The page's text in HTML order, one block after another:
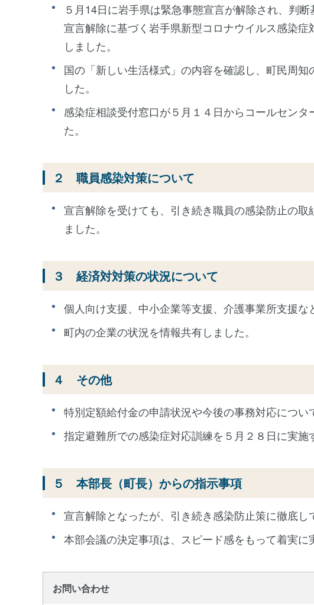
５月14日に岩手県は緊急事態宣言が解除され、判
宣言解除に基づく岩手県新型コロナウイルス感染
しました。
国の「新しい生活様式」の内容を確認し、町民周
した。
感染症相談受付窓口が５月１４日からコールセン
た。
２ 職員感染対策について
宣言解除を受けても、引き続き職員の感染防止の
ました。
３ 経済対対策の状況について
個人向け支援、中小企業等支援、介護事業所支援な
町内の企業の状況を情報共有しました。
４ その他
特別定額給付金の申請状況や今後の事務対応につい
指定避難所での感染症対応訓練を５月２８日に実施
５ 本部長（町長）からの指示事項
宣言解除となったが、引き続き感染防止策に徹底し
本部会議の決定事項は、スピード感をもって着実に
お問い合わせ